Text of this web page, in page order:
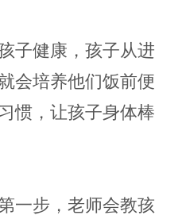
子健康，孩子从进
会培养他们饭前便
惯，让孩子身体棒
一步，老师会教孩